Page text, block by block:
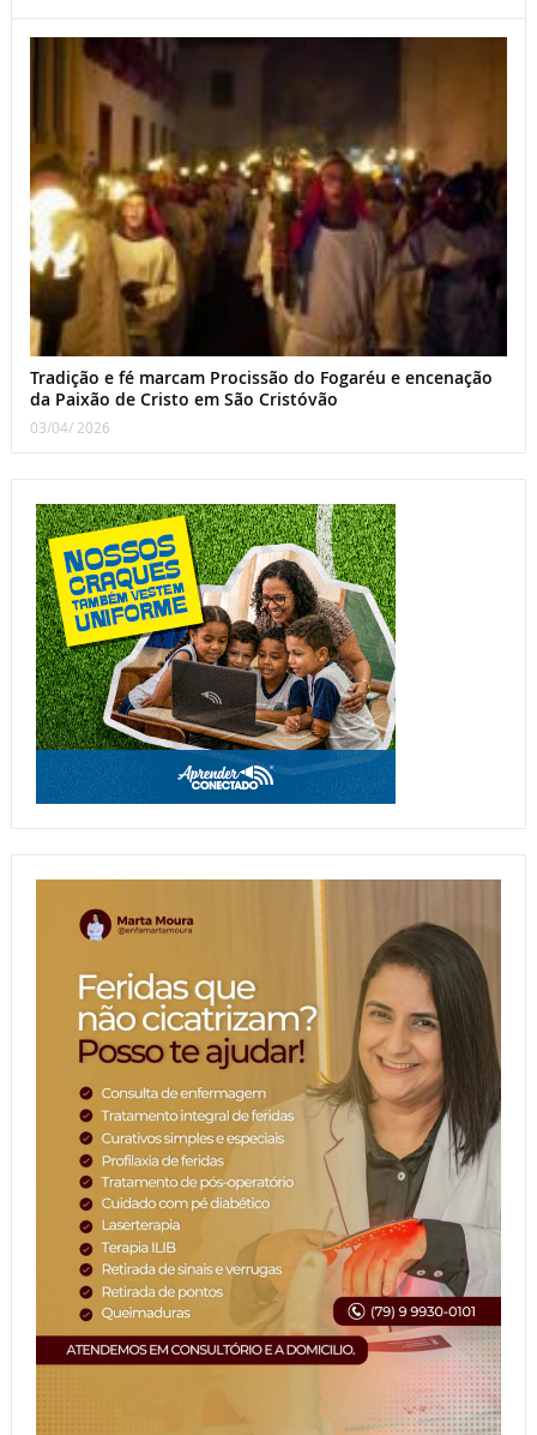
Tradição e fé marcam Procissão do Fogaréu e encenação
da Paixão de Cristo em São Cristóvão
03/04/ 2026